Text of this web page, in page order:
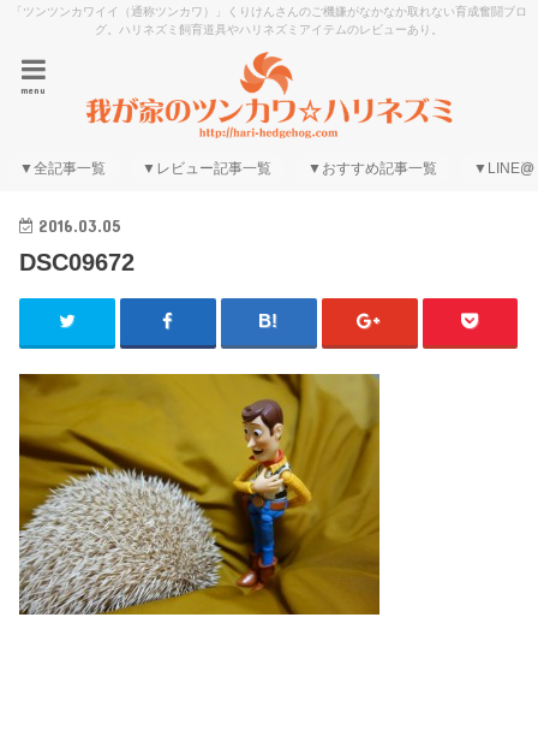
「ツンツンカワイイ（通称ツンカワ）」くりけんさんのご機嫌がなかなか取れない育成奮闘ブロ
グ。ハリネズミ飼育道具やハリネズミアイテムのレビューあり。
menu
▼全記事一覧 ▼レビュー記事一覧 ▼おすすめ記事一覧 ▼LINE@
2016.03.05
DSC09672